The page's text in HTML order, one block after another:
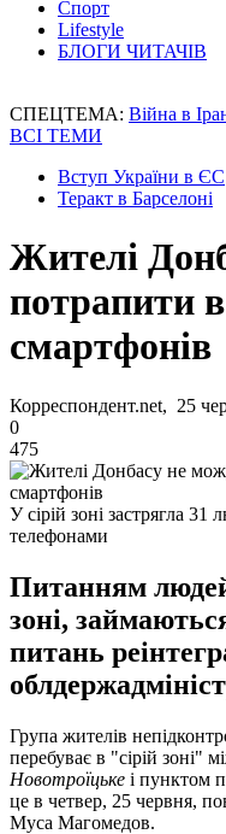
Спорт
Lifestyle
БЛОГИ ЧИТАЧІВ
СПЕЦТЕМА: Війна в
ВСІ ТЕМИ
Вступ України в ЄС
Теракт в Барселоні
Жителі
потрапити
смартфонів
Корреспондент.net, 25
0
475
У сірій зоні застрягла
телефонами
Питанням
зоні,
питань
Група жителів
перебуває в "сірій зоні"
Новотроїцьке і пунктом
це в четвер, 25 червня,
Муса Магомедов.